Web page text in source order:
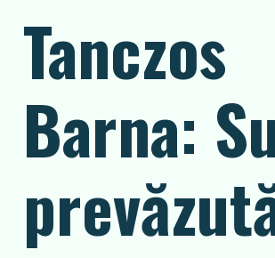
Tanczos
Barna: